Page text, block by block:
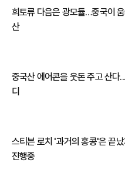
희토류 다음은 광모듈…중국이
산
중국산 에어콘을 웃돈 주고 산다
디
스티븐 로치 '과거의 홍콩'은 끝
진행중